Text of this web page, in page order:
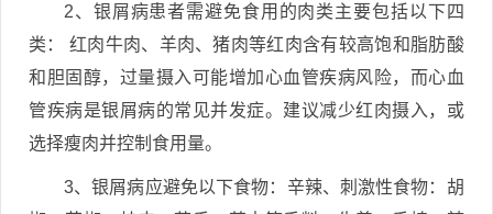
2、银屑病患者需避免食用的肉类主要包括以下四
类： 红肉牛肉、羊肉、猪肉等红肉含有较高饱和脂肪酸
和胆固醇，过量摄入可能增加心血管疾病风险，而心血
管疾病是银屑病的常见并发症。建议减少红肉摄入，或
选择瘦肉并控制食用量。
3、银屑病应避免以下食物：辛辣、刺激性食物：胡